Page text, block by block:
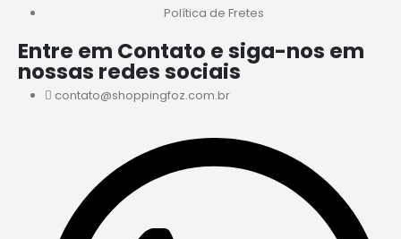
Política de Fretes
Entre em Contato e siga-nos em
nossas redes sociais
contato@shoppingfoz.com.br